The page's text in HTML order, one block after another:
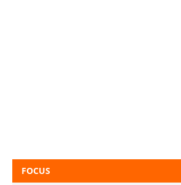
FOCUS